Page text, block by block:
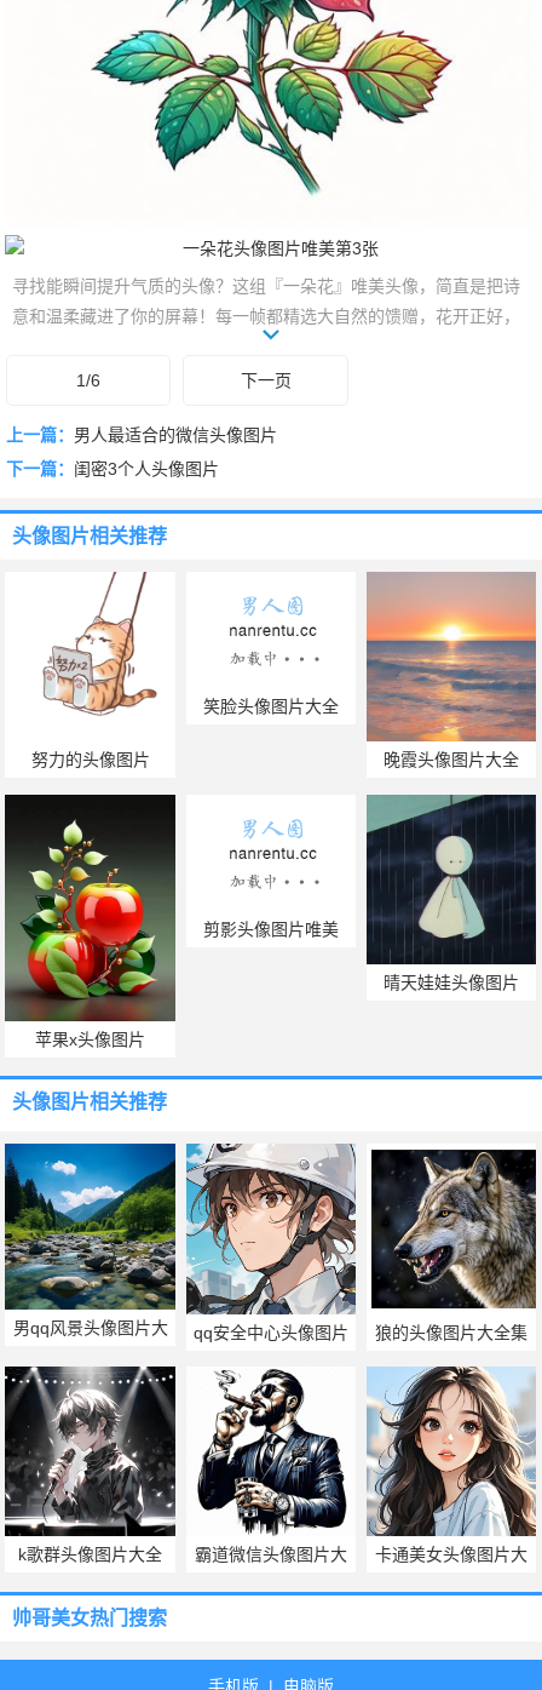
寻找能瞬间提升气质的头像？这组『一朵花』唯美头像，简直是把诗
意和温柔藏进了你的屏幕！每一帧都精选大自然的馈赠，花开正好，
为你定格独特的美。不张扬，却足够惊艳，让你在细节处尽显品味。
点进来，遇见你专属的芬芳与优雅。
1/6 下一页
上一篇： 男人最适合的微信头像图片
下一篇： 闺密3个人头像图片
头像图片相关推荐
努力的头像图片
笑脸头像图片大全
晚霞头像图片大全
苹果x头像图片
剪影头像图片唯美
晴天娃娃头像图片
头像图片相关推荐
男qq风景头像图片大
全
qq安全中心头像图片 狼的头像图片大全集
k歌群头像图片大全
霸道微信头像图片大
全
卡通美女头像图片大
全
帅哥美女热门搜索